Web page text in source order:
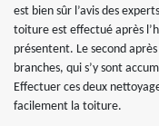
est bien sûr l’avis des
toiture est effectué après
présentent. Le second
branches, qui s’y sont
Effectuer ces deux
facilement la toiture.